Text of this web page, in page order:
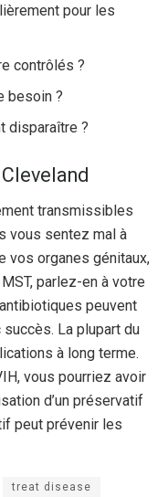
pour les
contrôlés ?
besoin ?
disparaître ?
transmissibles
vous sentez mal à
vos organes génitaux,
parlez-en à votre
peuvent
La plupart du
à long terme.
vous pourriez avoir
d’un préservatif
peut prévenir les
treat disease